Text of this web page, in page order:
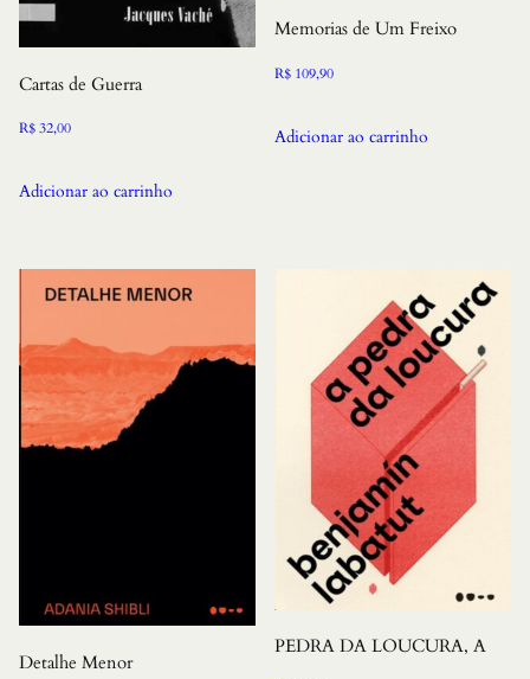
Cartas de Guerra
R$32,00
Adicionar ao carrinho
Memorias de Um Freixo
R$ 109,90
Adicionar ao carrinho
Detalhe Menor
PEDRA DA LOUCURA, A